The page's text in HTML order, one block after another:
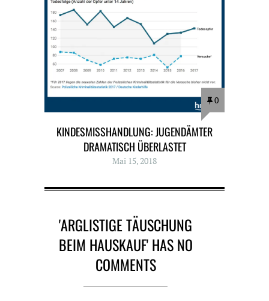
0
KINDESMISSHANDLUNG: JUGENDÄMTER
DRAMATISCH ÜBERLASTET
Mai 15, 2018
'ARGLISTIGE TÄUSCHUNG
BEIM HAUSKAUF' HAS NO
COMMENTS